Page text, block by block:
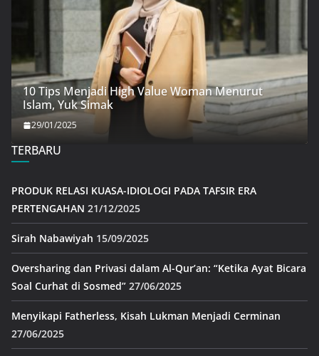
10 Tips Menjadi High Value Woman Menurut
Islam, Yuk Simak
29/01/2025
TERBARU
PRODUK RELASI KUASA-IDIOLOGI PADA TAFSIR ERA
PERTENGAHAN 21/12/2025
Sirah Nabawiyah 15/09/2025
Oversharing dan Privasi dalam Al-Qur’an: “Ketika Ayat Bicara
Soal Curhat di Sosmed” 27/06/2025
Menyikapi Fatherless, Kisah Lukman Menjadi Cerminan
27/06/2025